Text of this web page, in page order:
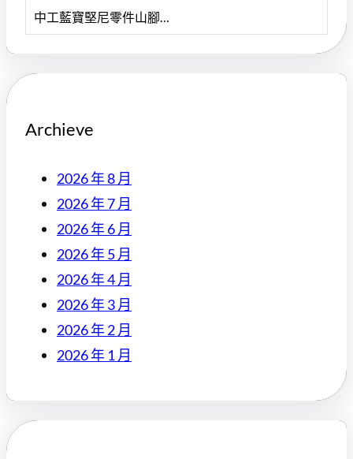
中工藍寶堅尼零件山腳…
Archieve
2026 年 8 月
2026 年 7 月
2026 年 6 月
2026 年 5 月
2026 年 4 月
2026 年 3 月
2026 年 2 月
2026 年 1 月